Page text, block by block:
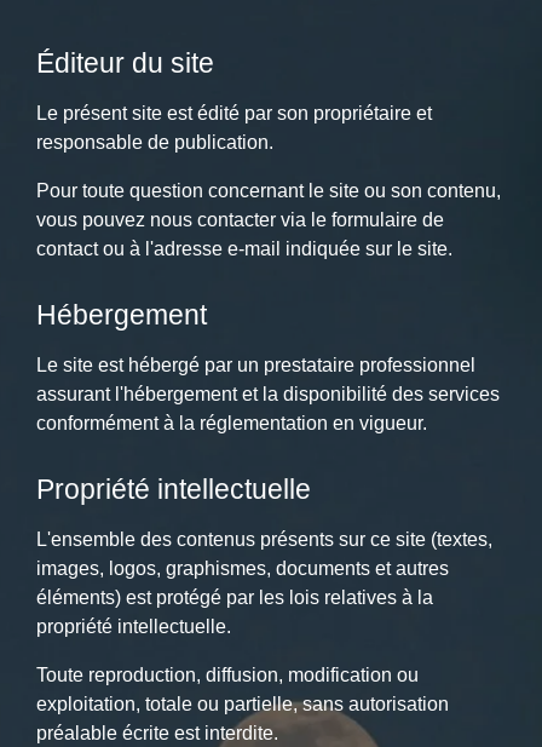
Éditeur du site
Le présent site est édité par son propriétaire et
responsable de publication.
Pour toute question concernant le site ou son contenu,
vous pouvez nous contacter via le formulaire de
contact ou à l'adresse e-mail indiquée sur le site.
Hébergement
Le site est hébergé par un prestataire professionnel
assurant l'hébergement et la disponibilité des services
conformément à la réglementation en vigueur.
Propriété intellectuelle
L'ensemble des contenus présents sur ce site (textes,
images, logos, graphismes, documents et autres
éléments) est protégé par les lois relatives à la
propriété intellectuelle.
Toute reproduction, diffusion, modification ou
exploitation, totale ou partielle, sans autorisation
préalable écrite est interdite.